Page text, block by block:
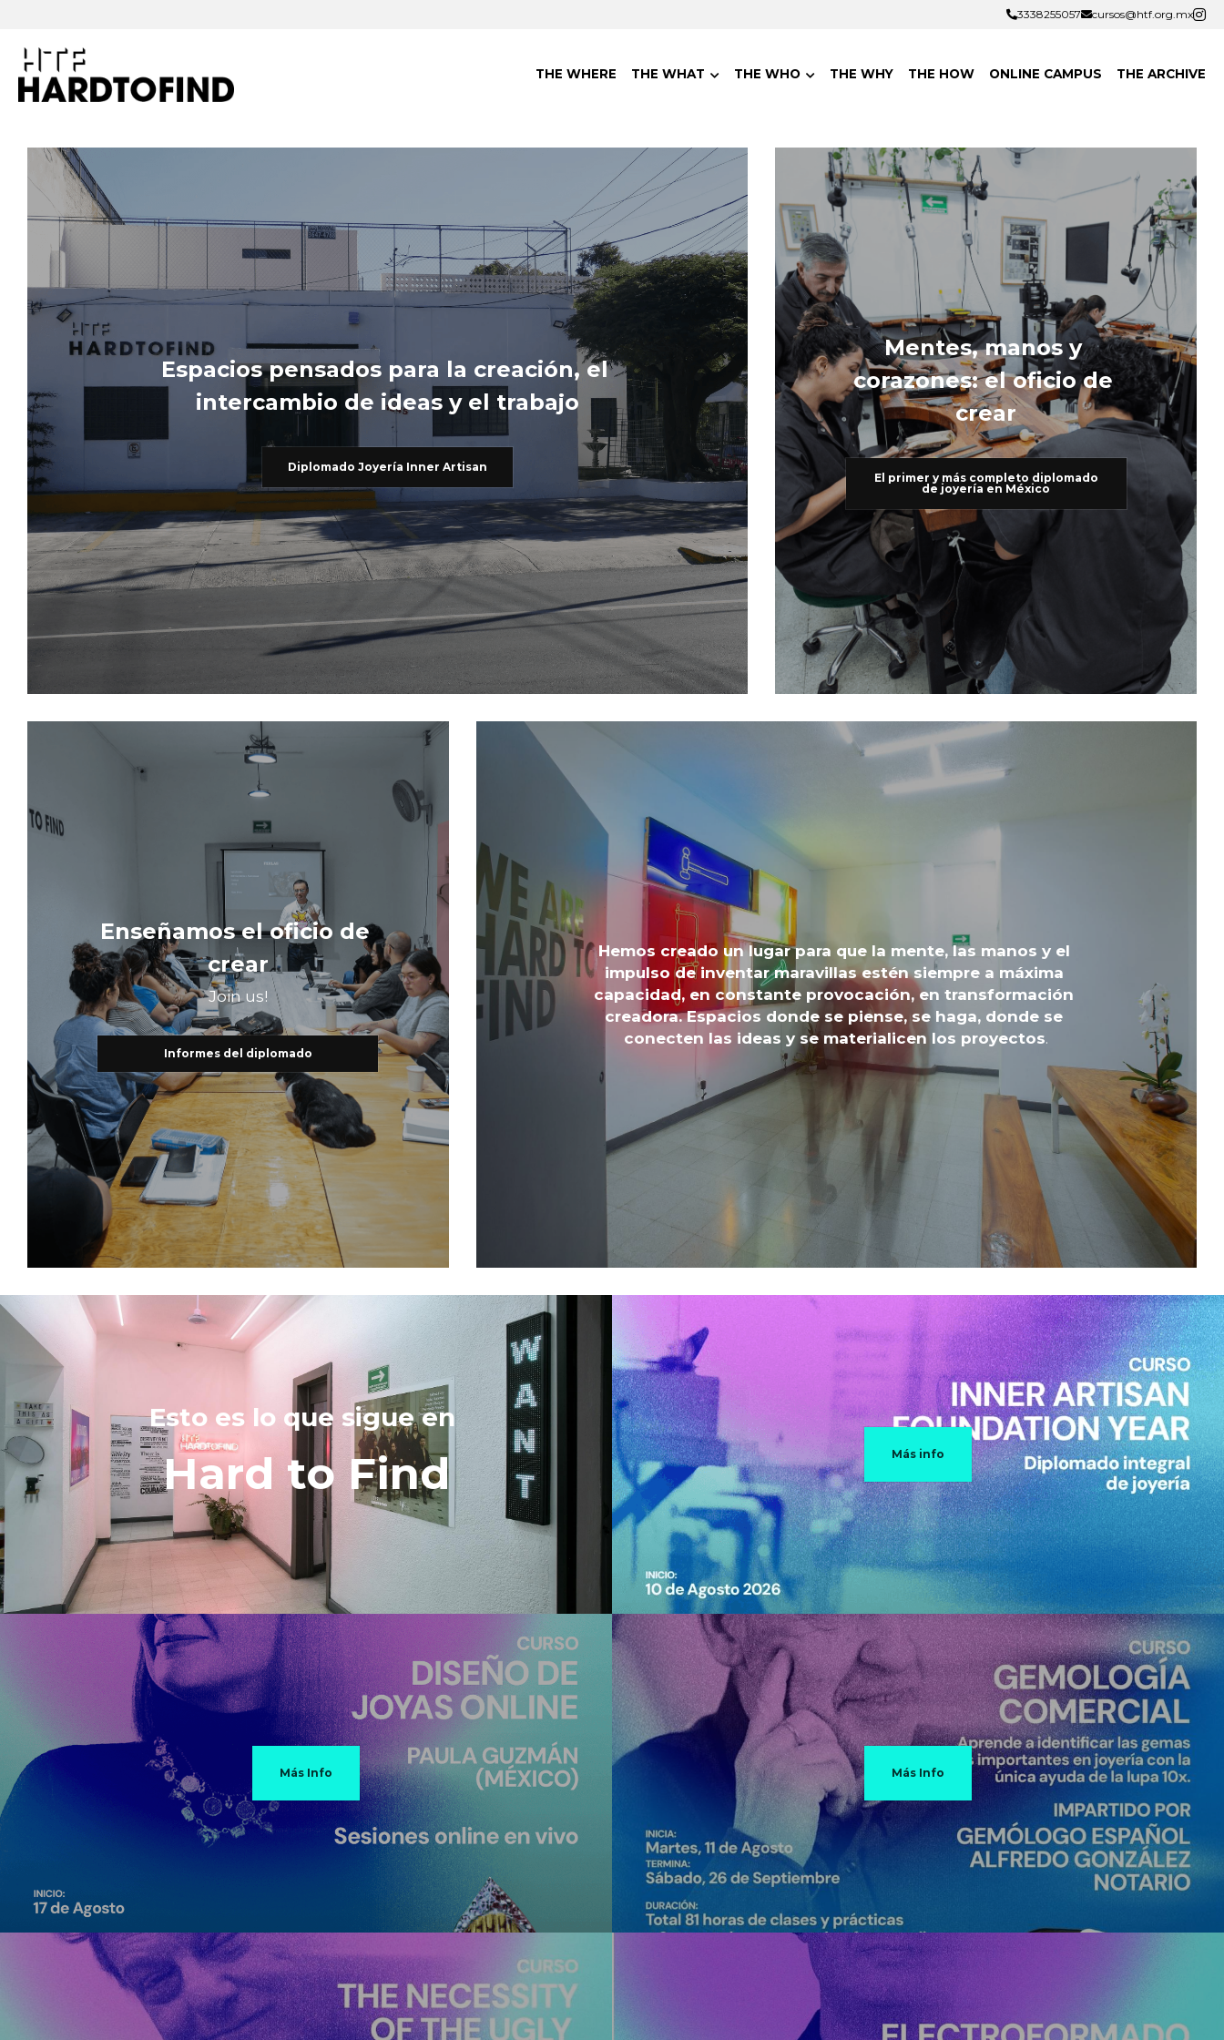
3338255057 cursos@htf.org.mx
3338255057 cursos@htf.org.mx
THE WHERE THE WHAT THE WHO THE WHY THE HOW ONLINE CAMPUS THE ARCHIVE
Espacios pensados para la creación, el
intercambio de ideas y el trabajo
Diplomado Joyería Inner Artisan
Mentes, manos y
corazones: el oficio de
crear
El primer y más completo diplomado
de joyería en México
Enseñamos el oficio de
crear
Join us!
Informes del diplomado
Hemos creado un lugar para que la mente, las manos y el
impulso de inventar maravillas estén siempre a máxima
capacidad, en constante provocación, en transformación
creadora. Espacios donde se piense, se haga, donde se
conecten las ideas y se materialicen los proyectos.
Esto es lo que sigue en
Hard to Find Más info
Más Info Más Info